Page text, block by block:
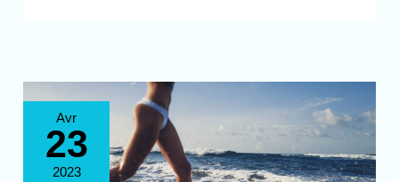
Avr
23
2023
physique
et
mentale
avant
une